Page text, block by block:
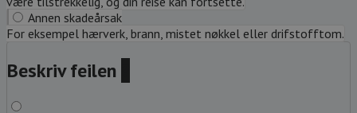
Annen skadeårsak
For eksempel hærverk, brann, mistet nøkkel eller drifstofftom.
Beskriv feilen